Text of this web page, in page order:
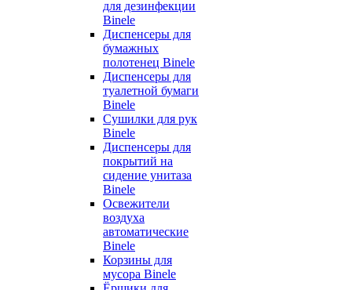
для дезинфекции
Binele
Диспенсеры для
бумажных
полотенец Binele
Диспенсеры для
туалетной бумаги
Binele
Сушилки для рук
Binele
Диспенсеры для
покрытий на
сидение унитаза
Binele
Освежители
воздуха
автоматические
Binele
Корзины для
мусора Binele